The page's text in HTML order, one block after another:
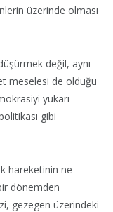
üzerinde olması
değil, aynı
meselesi de olduğu
yukarı
gibi
hareketinin ne
dönemden
gezegen üzerindeki